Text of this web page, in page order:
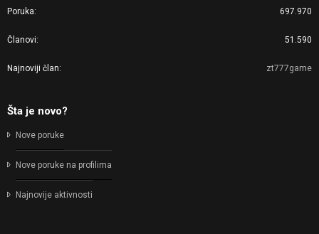
Poruka 697.970
Članovi 51.590
Najnoviji član zt777game
Šta je novo?
Nove poruke
Nove poruke na profilima
Najnovije aktivnosti